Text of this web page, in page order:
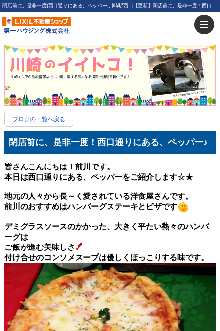
ブログの一覧へ戻る
閉店前に、是非一度！西口通りにある、ペッパー♪
皆さんこんにちは！前川です。
本日は西口通りにある、ペッパーをご紹介します☆★
地元の人々から長～く愛されている洋食屋さんです。
前川のおすすめはハンバーグステーキとピザです
デミグラスソースのかかった、大きく平たい熱々のハンバ
ーグは
ご飯が進む美味しさ
付け合せのコンソメスープは優しくほっこりする味です。